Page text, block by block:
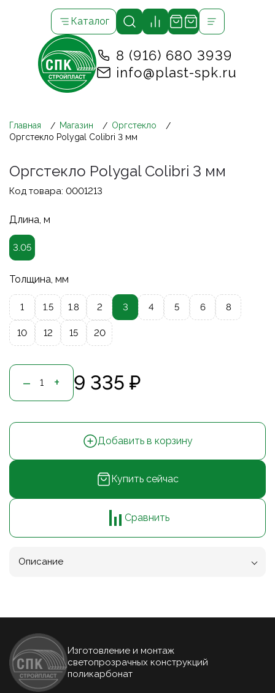
Каталог
8 (916) 680 3939
info@plast-spk.ru
Главная Магазин
Оргстекло
Оргстекло Polygal Colibri 3 мм
Оргстекло Polygal Colibri 3 мм
Код товара: 0001213
Длина, м
3.05
Толщина, мм
1 1.5 1.8 2 3 4 5 6 8
10 12 15 20
9 335 ₽
– +
Добавить в корзину
Купить сейчас
Сравнить
Описание
Изготовление и монтаж
светопрозрачных конструкций
поликарбонат